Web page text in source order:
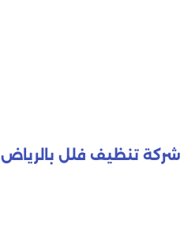
شركة تنظيف فلل بالرياض